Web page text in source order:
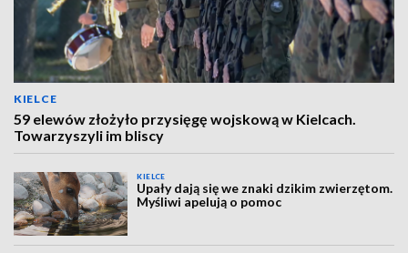
KIELCE
59 elewów złożyło przysięgę wojskową w Kielcach.
Towarzyszyli im bliscy
KIELCE
Upały dają się we znaki dzikim zwierzętom.
Myśliwi apelują o pomoc